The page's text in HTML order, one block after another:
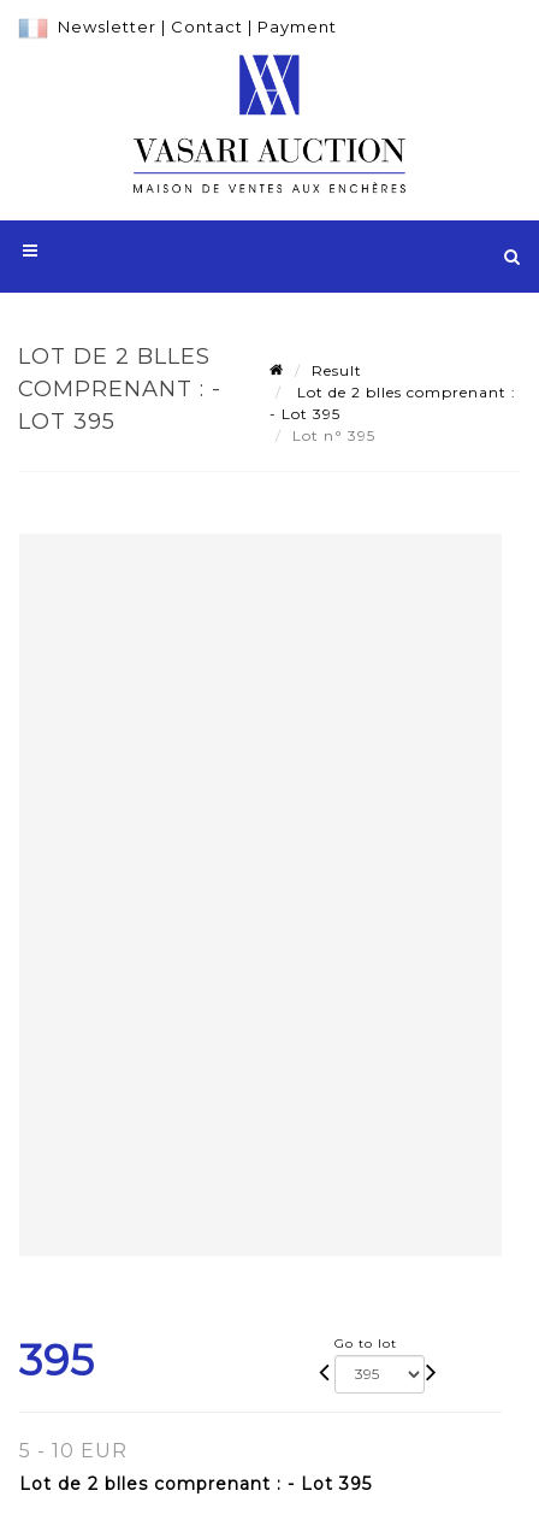
Newsletter | Contact | Payment
LOT DE 2 BLLES
COMPRENANT : -
LOT 395
Result
Lot de 2 blles comprenant :
- Lot 395
Lot n° 395
395 Go to lot
5 - 10 EUR
Lot de 2 blles comprenant : - Lot 395